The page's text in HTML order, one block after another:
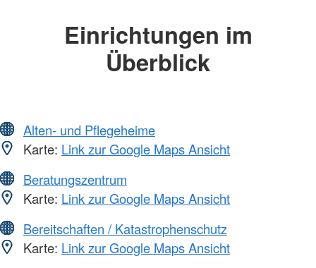
Einrichtungen im
Überblick
Alten- und Pflegeheime
Karte: Link zur Google Maps Ansicht
Beratungszentrum
Karte: Link zur Google Maps Ansicht
Bereitschaften / Katastrophenschutz
Karte: Link zur Google Maps Ansicht